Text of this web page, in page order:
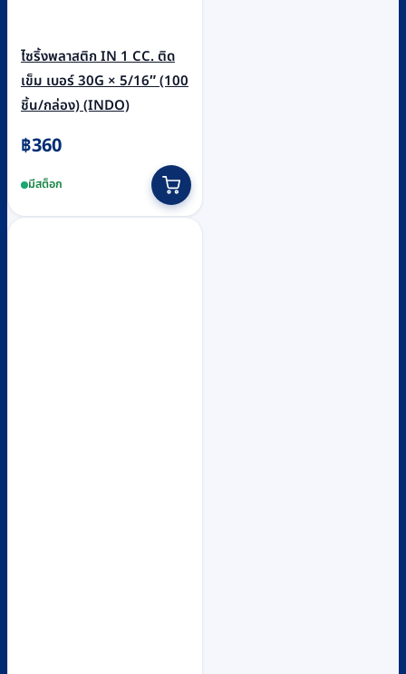
ไซริ้งพลาสติก IN 1 CC. ติด
เข็ม เบอร์ 30G × 5/16″ (100
ชิ้น/กล่อง) (INDO)
฿360
มีสต็อก